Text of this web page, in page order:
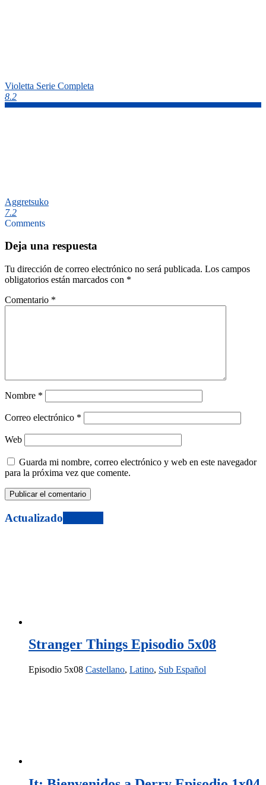
Violetta Serie Completa
8.2
Aggretsuko
7.2
Comments
Deja una respuesta
Tu dirección de correo electrónico no será publicada. Los campos
obligatorios están marcados con *
Comentario *
Nombre *
Correo electrónico *
Web
Guarda mi nombre, correo electrónico y web en este navegador
para la próxima vez que comente.
Actualizado
Stranger Things Episodio 5x08
Episodio 5x08 Castellano, Latino, Sub Español